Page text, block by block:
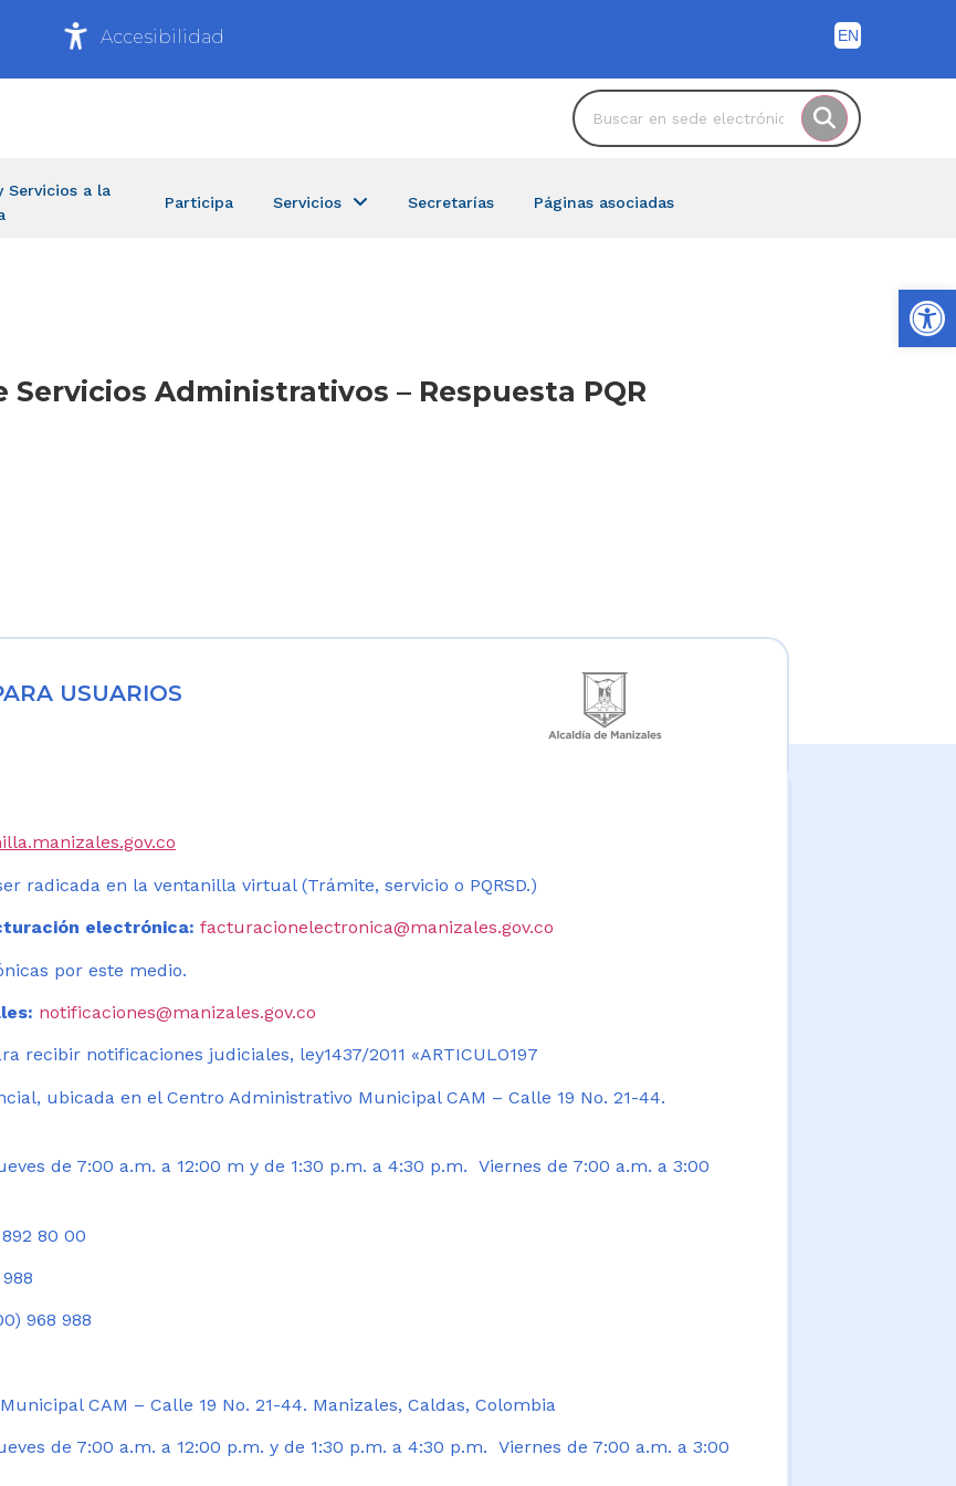
Accesibilidad
Servicios a la
Participa Servicios Secretarías Páginas asociadas
Administrativos – Respuesta PQR
USUARIOS
radicada en la ventanilla virtual (Trámite, servicio o PQRSD.)
electrónica: facturacionelectronica@manizales.gov.co
por este medio.
notificaciones@manizales.gov.co
recibir notificaciones judiciales, ley1437/2011 «ARTICULO197
ubicada en el Centro Administrativo Municipal CAM – Calle 19 No. 21-44.
de 7:00 a.m. a 12:00 m y de 1:30 p.m. a 4:30 p.m. Viernes de 7:00 a.m. a 3:00
80 00
968 988
CAM – Calle 19 No. 21-44. Manizales, Caldas, Colombia
de 7:00 a.m. a 12:00 p.m. y de 1:30 p.m. a 4:30 p.m. Viernes de 7:00 a.m. a 3:00